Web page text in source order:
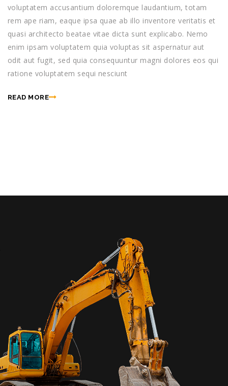
voluptatem accusantium doloremque laudantium, totam
rem ape riam, eaque ipsa quae ab illo inventore veritatis et
quasi architecto beatae vitae dicta sunt explicabo. Nemo
enim ipsam voluptatem quia voluptas sit aspernatur aut
odit aut fugit, sed quia consequuntur magni dolores eos qui
ratione voluptatem sequi nesciunt
READ MORE